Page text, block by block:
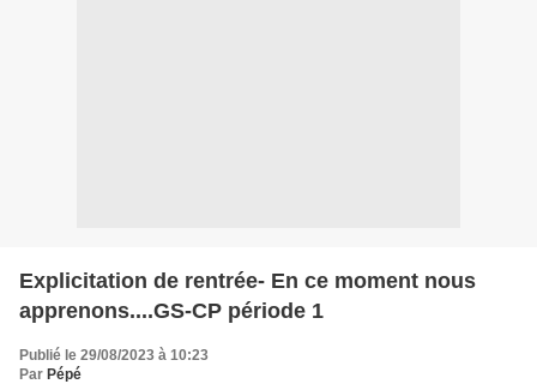
Explicitation de rentrée- En ce moment nous
apprenons....GS-CP période 1
Publié le 29/08/2023 à 10:23
Par Pépé